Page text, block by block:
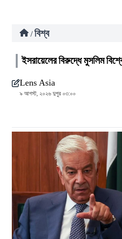
/ বিশ্ব
ইসরায়েলের বিরুদ্ধে মুসলিম
Lens Asia
৯ আগস্ট, ২০২৬ দুপুর ০৩:০০